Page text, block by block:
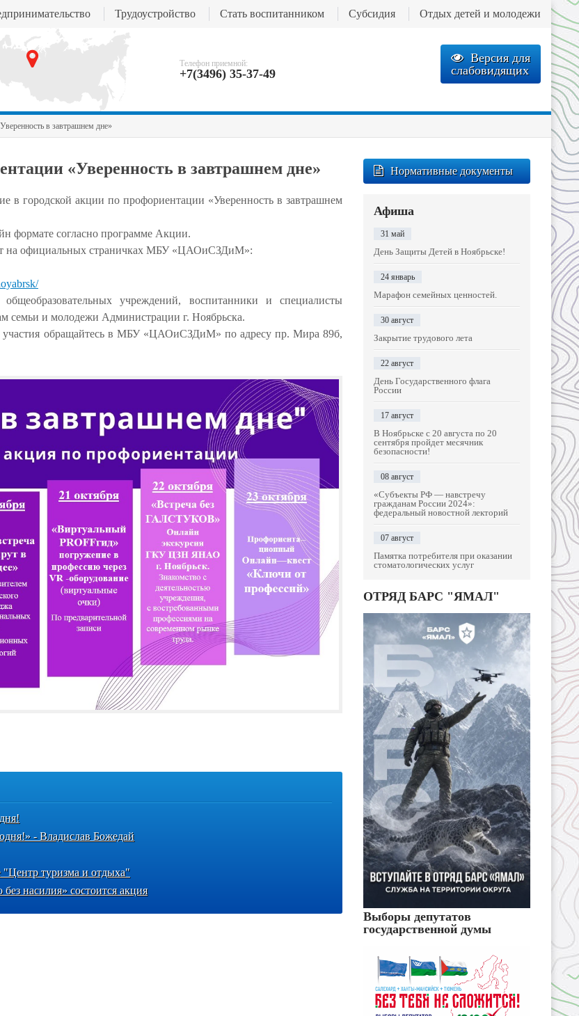
Телефон приемной:
+7(3496) 35-37-49
Версия для
слабовидящих
Трудоустройство Стать воспитанником Субсидия Отдых детей и молодежи
в завтрашнем дне»
«Уверенность в завтрашнем дне»
в городской акции по профориентации «Уверенность в завтрашнем
формате согласно программе Акции.
на официальных страничках МБУ «ЦАОиСЗДиМ»:
учреждений, воспитанники и специалисты
семьи и молодежи Администрации г. Ноябрьска.
обращайтесь в МБУ «ЦАОиСЗДиМ» по адресу пр. Мира 89б,
- Владислав Божедай
туризма и отдыха"
насилия» состоится акция
Нормативные документы
Афиша
31 май
День Защиты Детей в Ноябрьске!
24 январь
Марафон семейных ценностей.
30 август
Закрытие трудового лета
22 август
День Государственного флага
России
17 август
В Ноябрьске с 20 августа по 20
сентября пройдет месячник
безопасности!
08 август
«Субъекты РФ — навстречу
гражданам России 2024»:
федеральный новостной лекторий
07 август
Памятка потребителя при оказании
стоматологических услуг
ОТРЯД БАРС "ЯМАЛ"
Выборы депутатов
государственной думы